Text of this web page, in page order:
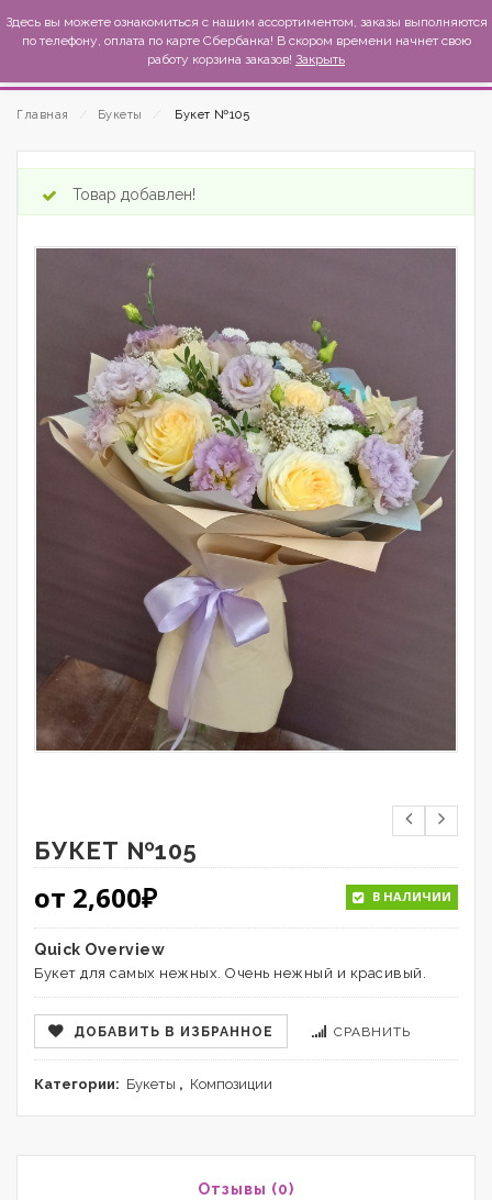
MexиKo
Главная Букеты Букет №105
Товар добавлен!
БУКЕТ №105
от 2,600₽ В НАЛИЧИИ
Quick Overview
Букет для самых нежных. Очень нежный и красивый.
ДОБАВИТЬ В ИЗБРАННОЕ СРАВНИТЬ
Категории: Букеты , Композиции
Отзывы (0)
Здесь вы можете ознакомиться с нашим ассортиментом, заказы выполняются
по телефону, оплата по карте Сбербанка! В скором времени начнет свою
работу корзина заказов! Закрыть